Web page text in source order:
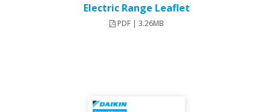
Electric Range Leaflet
PDF | 3.26MB